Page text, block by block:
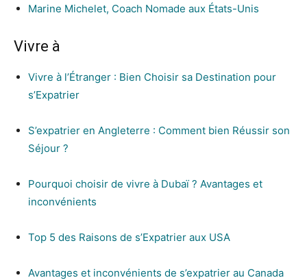
Marine Michelet, Coach Nomade aux États-Unis
Vivre à
Vivre à l’Étranger : Bien Choisir sa Destination pour
s’Expatrier
S’expatrier en Angleterre : Comment bien Réussir son
Séjour ?
Pourquoi choisir de vivre à Dubaï ? Avantages et
inconvénients
Top 5 des Raisons de s’Expatrier aux USA
Avantages et inconvénients de s’expatrier au Canada